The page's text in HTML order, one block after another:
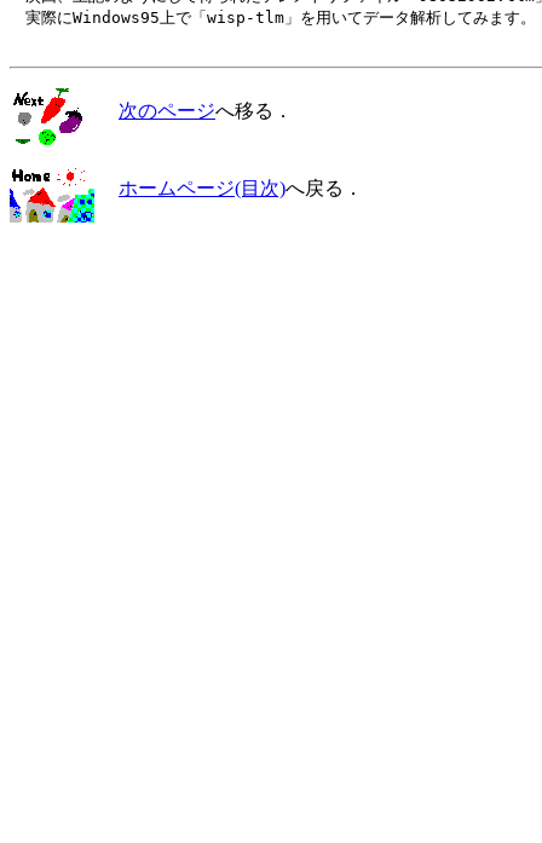
実際にWindows95上で「wisp-tlm」を用いてデータ解析してみます。
次のページへ移る．
ホームページ(目次)へ戻る．